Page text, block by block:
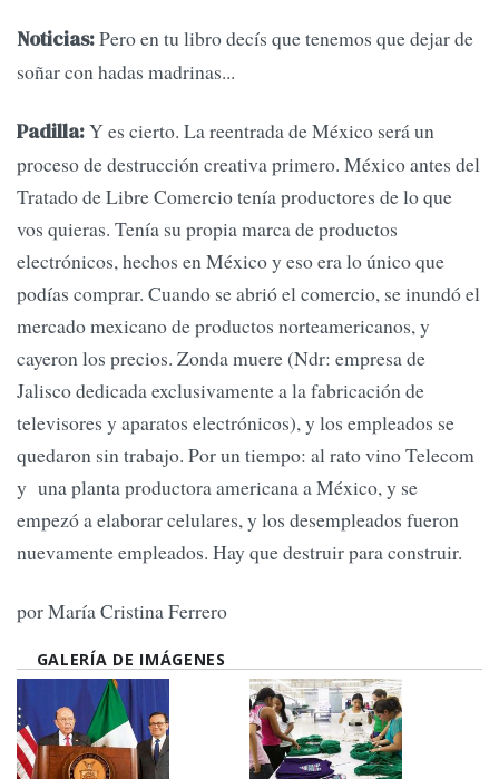
Noticias:Pero en tu libro decís que tenemos que dejar de
soñar con hadas madrinas...
Padilla:Y es cierto. La reentrada de México será un
proceso de destrucción creativa primero. México antes del
Tratado de Libre Comercio tenía productores de lo que
vos quieras. Tenía su propia marca de productos
electrónicos, hechos en México y eso era lo único que
podías comprar. Cuando se abrió el comercio, se inundó el
mercado mexicano de productos norteamericanos, y
cayeron los precios. Zonda muere (Ndr: empresa de
Jalisco dedicada exclusivamente a la fabricación de
televisores y aparatos electrónicos), y los empleados se
quedaron sin trabajo. Por un tiempo: al rato vino Telecom
y una planta productora americana a México, y se
empezó a elaborar celulares, y los desempleados fueron
nuevamente empleados. Hay que destruir para construir.
por María Cristina Ferrero
GALERÍA DE IMÁGENES